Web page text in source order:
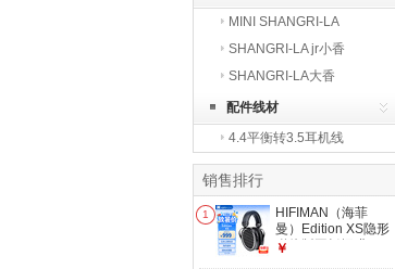
MINI SHANGRI-LA
SHANGRI-LA jr小香
SHANGRI-LA大香
配件线材
4.4平衡转3.5耳机线
销售排行
1
HIFIMAN（海菲
曼）Edition XS隐形
磁体版平板振膜
￥